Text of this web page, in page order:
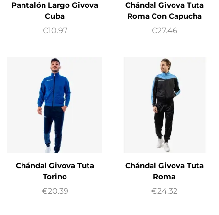
Pantalón Largo Givova
Cuba
€10.97
Chándal Givova Tuta
Roma Con Capucha
€27.46
Chándal Givova Tuta
Torino
€20.39
Chándal Givova Tuta
Roma
€24.32